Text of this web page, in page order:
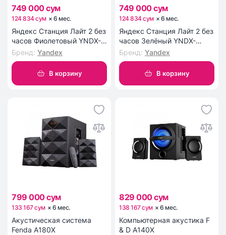
749 000 сум
124 834 сум ×6 мес.
Яндекс Станция Лайт 2 без
часов Фиолетовый YNDX-
00028VIO
Бренд: Yandex
В корзину
749 000 сум
124 834 сум ×6 мес.
Яндекс Станция Лайт 2 без
часов Зелёный YNDX-
00028GRN
Бренд: Yandex
В корзину
799 000 сум
133 167 сум ×6 мес.
Акустическая система
Fenda A180X
829 000 сум
138 167 сум ×6 мес.
Компьютерная акустика F
& D A140X